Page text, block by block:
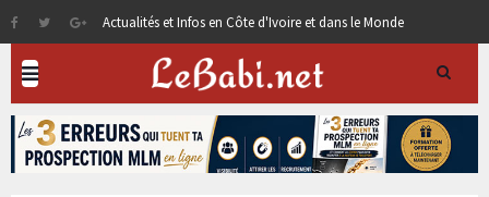
Actualités et Infos en Côte d'Ivoire et dans le Monde